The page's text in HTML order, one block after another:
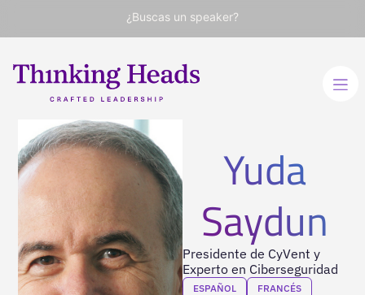
¿Buscas un speaker?
Yuda
Saydun
Presidente de CyVent y
Experto en Ciberseguridad
ESPAÑOL
FRANCÉS